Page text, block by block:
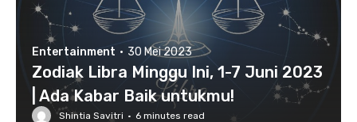
Entertainment · 30 Mei 2023
Zodiak Libra Minggu Ini, 1-7 Juni 2023
| Ada Kabar Baik untukmu!
Shintia Savitri · 6 minutes read